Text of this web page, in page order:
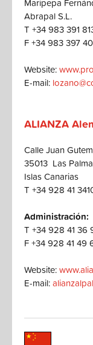
Maripepa
Abrapal S.L.
T +34 983 391
F +34 983 397
Website:
E-mail:
ALIANZA
Calle Juan
35013 Las
Islas Canarias
T +34 928 41
Administración:
T +34 928 41 36
F +34 928 41 49
Website:
E-mail: